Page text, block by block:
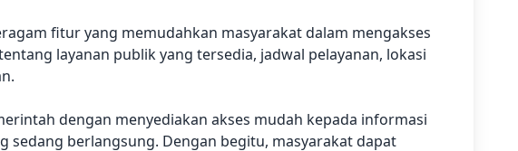
fitur yang memudahkan masyarakat dalam mengakses
layanan publik yang tersedia, jadwal pelayanan, lokasi
dengan menyediakan akses mudah kepada informasi
berlangsung. Dengan begitu, masyarakat dapat